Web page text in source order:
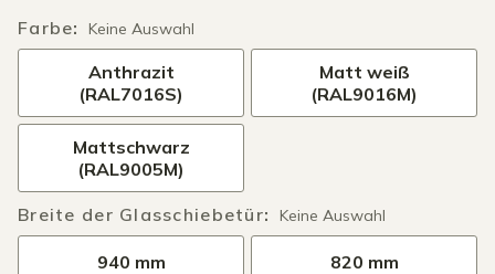
Farbe: Keine Auswahl
Anthrazit
(RAL7016S)
Matt weiß
(RAL9016M)
Mattschwarz
(RAL9005M)
Breite der Glasschiebetür: Keine Auswahl
940 mm 820 mm